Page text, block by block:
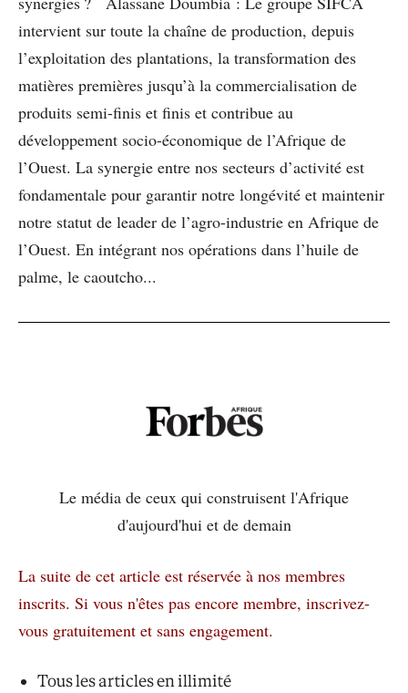
intervient sur toute la chaîne de production, depuis
l’exploitation des plantations, la transformation des
matières premières jusqu’à la commercialisation de
produits semi-finis et finis et contribue au
développement socio-économique de l’Afrique de
l’Ouest. La synergie entre nos secteurs d’activité est
fondamentale pour garantir notre longévité et maintenir
notre statut de leader de l’agro-industrie en Afrique de
l’Ouest. En intégrant nos opérations dans l’huile de
palme, le caoutcho...
Le média de ceux qui construisent l'Afrique
d'aujourd'hui et de demain
La suite de cet article est réservée à nos membres
inscrits. Si vous n'êtes pas encore membre, inscrivez-
vous gratuitement et sans engagement.
Tous les articles en illimité